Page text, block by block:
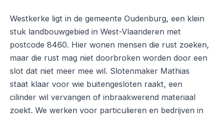
Westkerke ligt in de gemeente Oudenburg, een klein
stuk landbouwgebied in West-Vlaanderen met
postcode 8460. Hier wonen mensen die rust zoeken,
maar die rust mag niet doorbroken worden door een
slot dat niet meer mee wil. Slotenmaker Mathias
staat klaar voor wie buitengesloten raakt, een
cilinder wil vervangen of inbraakwerend materiaal
zoekt. We werken voor particulieren en bedrijven in